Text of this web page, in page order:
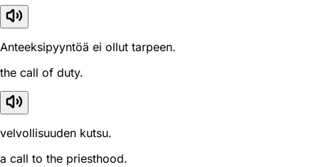
Anteeksipyyntöä ei ollut tarpeen.
the call of duty.
velvollisuuden kutsu.
a call to the priesthood.